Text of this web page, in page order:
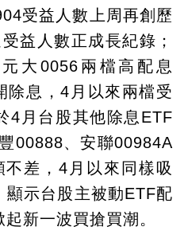
受益人數上周再創歷
益人數正成長紀錄；
大0056兩檔高配息
除息，4月以來兩檔受
4月台股其他除息ETF
00888、安聯00984A
差，4月以來同樣吸
顯示台股主被動ETF配
新一波買搶買潮。